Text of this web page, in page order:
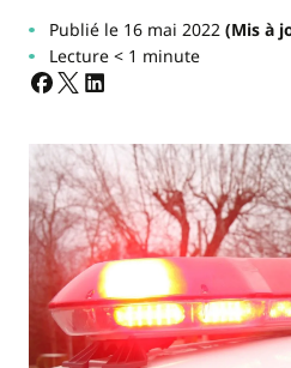
Publié le 16 mai 2022(Mis à
Lecture < 1 minute